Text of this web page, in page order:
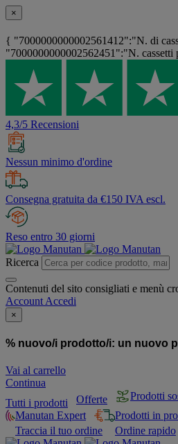
×
{ "7000000000002561412":"N. di
"7000000000002562451":"N. cassetti
4,3/5 Recensioni
Nessun minimo d'ordine
Consegna gratuita da €150 IVA escl.
Reso entro 30 giorni
Ricerca
Contenuti del sito consigliati e menù
Account Accedi
×
% nuovo/i prodotto/i: un nuovo
Vai al carrello
Continua
Tutti i prodotti
Offerte
Prodotti
Manutan Expert
Prodotti in
Traccia il tuo ordine
Ordine rapido